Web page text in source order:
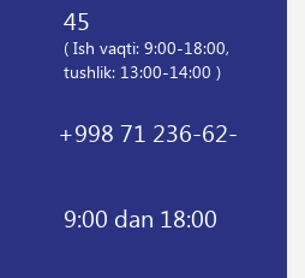
45
( Ish vaqti: 9:00-18:00,
tushlik: 13:00-14:00 )
+998 71 236-62-
9:00 dan 18:00